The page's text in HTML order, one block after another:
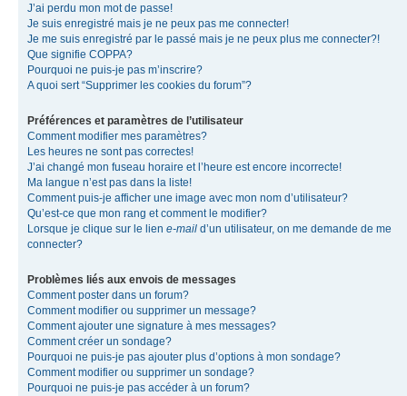
J’ai perdu mon mot de passe!
Je suis enregistré mais je ne peux pas me connecter!
Je me suis enregistré par le passé mais je ne peux plus me connecter?!
Que signifie COPPA?
Pourquoi ne puis-je pas m’inscrire?
A quoi sert “Supprimer les cookies du forum”?
Préférences et paramètres de l’utilisateur
Comment modifier mes paramètres?
Les heures ne sont pas correctes!
J’ai changé mon fuseau horaire et l’heure est encore incorrecte!
Ma langue n’est pas dans la liste!
Comment puis-je afficher une image avec mon nom d’utilisateur?
Qu’est-ce que mon rang et comment le modifier?
Lorsque je clique sur le lien e-mail d’un utilisateur, on me demande de me
connecter?
Problèmes liés aux envois de messages
Comment poster dans un forum?
Comment modifier ou supprimer un message?
Comment ajouter une signature à mes messages?
Comment créer un sondage?
Pourquoi ne puis-je pas ajouter plus d’options à mon sondage?
Comment modifier ou supprimer un sondage?
Pourquoi ne puis-je pas accéder à un forum?